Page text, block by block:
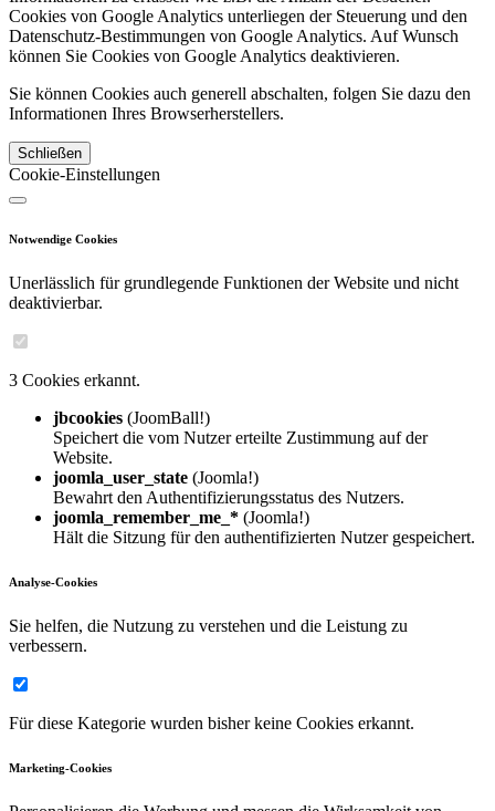
Cookies von Google Analytics unterliegen der Steuerung und den
Datenschutz-Bestimmungen von Google Analytics. Auf Wunsch
können Sie Cookies von Google Analytics deaktivieren.
Sie können Cookies auch generell abschalten, folgen Sie dazu den
Informationen Ihres Browserherstellers.
Schließen
Cookie-Einstellungen
Notwendige Cookies
Unerlässlich für grundlegende Funktionen der Website und nicht
deaktivierbar.
3 Cookies erkannt.
jbcookies (JoomBall!)
Speichert die vom Nutzer erteilte Zustimmung auf der
Website.
joomla_user_state (Joomla!)
Bewahrt den Authentifizierungsstatus des Nutzers.
joomla_remember_me_* (Joomla!)
Hält die Sitzung für den authentifizierten Nutzer gespeichert.
Analyse-Cookies
Sie helfen, die Nutzung zu verstehen und die Leistung zu
verbessern.
Für diese Kategorie wurden bisher keine Cookies erkannt.
Marketing-Cookies